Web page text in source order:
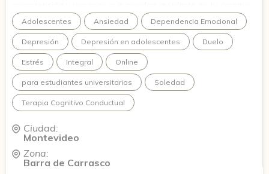
Quiero que en este espacio puedas animarte a conectar con
esa versión de vos que viene creciendo hace tiempo.
Adolescentes Ansiedad Dependencia Emocional
Depresión Depresión en adolescentes Duelo
Estrés Integral Online
para estudiantes universitarios Soledad
Terapia Cognitivo Conductual
Ciudad:
Montevideo
Zona:
Barra de Carrasco